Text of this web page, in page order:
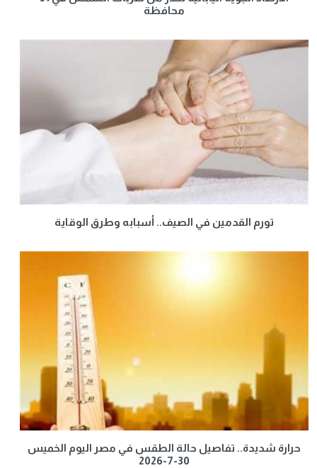
محافظة
تورم القدمين في الصيف.. أسبابه وطرق الوقاية
حرارة شديدة.. تفاصيل حالة الطقس في مصر اليوم الخميس
30-7-2026